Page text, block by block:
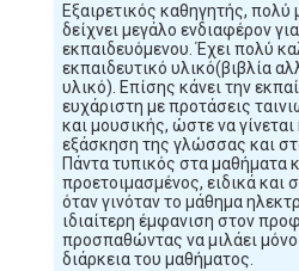
Εξαιρετικός καθηγητής, πολύ
δείχνει μεγάλο ενδιαφέρον
εκπαιδευόμενου. Έχει πολύ
εκπαιδευτικό υλικό(βιβλία
υλικό). Επίσης κάνει την
ευχάριστη με προτάσεις
και μουσικής, ώστε να γίνεται
εξάσκηση της γλώσσας και
Πάντα τυπικός στα μαθήματα
προετοιμασμένος, ειδικά και
όταν γινόταν το μάθημα
ιδιαίτερη έμφανιση στον
προσπαθώντας να μιλάει μόνο
διάρκεια του μαθήματος.